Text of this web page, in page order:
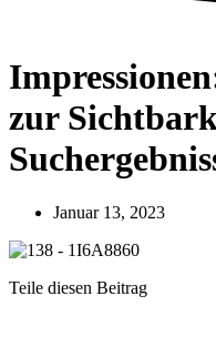
zur
Januar 13, 2023
Teile diesen Beitrag